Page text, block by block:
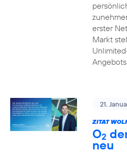
erster
Markt
21.
ZITAT
O2
neu